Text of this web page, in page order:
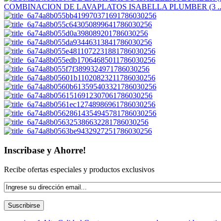
COMBINACION DE LAVAPLATOS ISABELLA PLUMBER (3
Inscribase y Ahorre!
Recibe ofertas especiales y productos exclusivos